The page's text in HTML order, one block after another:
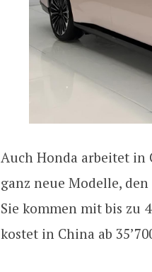
Auch Honda arbeitet in
ganz neue Modelle, den
Sie kommen mit bis zu
kostet in China ab